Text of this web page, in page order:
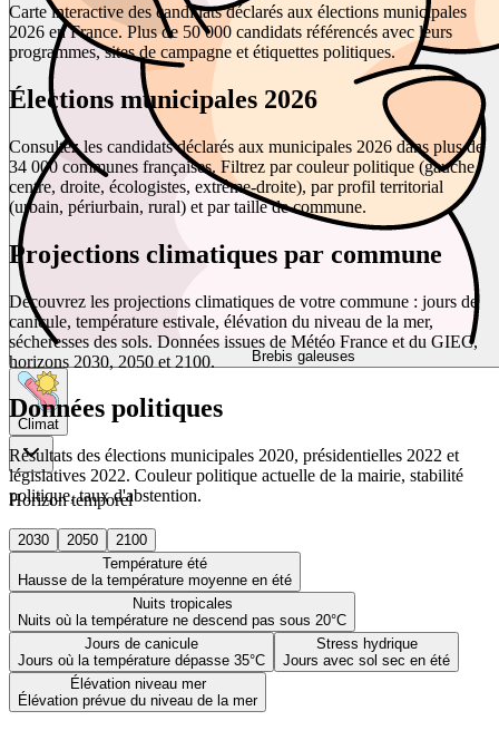
Brebis galeuses
Climat
Horizon temporel
2030 2050
2100
Température été
Hausse de la température moyenne en été
Nuits tropicales
Nuits où la température ne descend pas sous 20°C
Jours de canicule
Jours où la température dépasse 35°C
Stress hydrique
Jours avec sol sec en été
Élévation niveau mer
Élévation prévue du niveau de la mer
Carte interactive des candidats déclarés aux élections municipales
2026 en France. Plus de 50 000 candidats référencés avec leurs
programmes, sites de campagne et étiquettes politiques.
Élections municipales 2026
Consultez les candidats déclarés aux municipales 2026 dans plus de
34 000 communes françaises. Filtrez par couleur politique (gauche,
centre, droite, écologistes, extrême-droite), par profil territorial
(urbain, périurbain, rural) et par taille de commune.
Projections climatiques par commune
Découvrez les projections climatiques de votre commune : jours de
canicule, température estivale, élévation du niveau de la mer,
sécheresses des sols. Données issues de Météo France et du GIEC,
horizons 2030, 2050 et 2100.
Données politiques
Résultats des élections municipales 2020, présidentielles 2022 et
législatives 2022. Couleur politique actuelle de la mairie, stabilité
politique, taux d'abstention.